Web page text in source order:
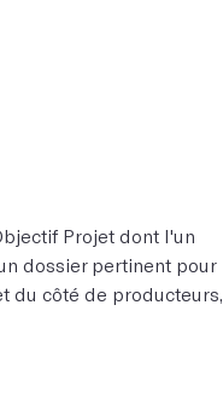
Projet dont l'un
dossier pertinent pour
du côté de producteurs,